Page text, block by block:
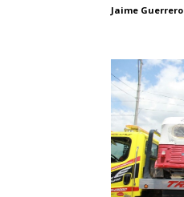
Jaime Guerrero